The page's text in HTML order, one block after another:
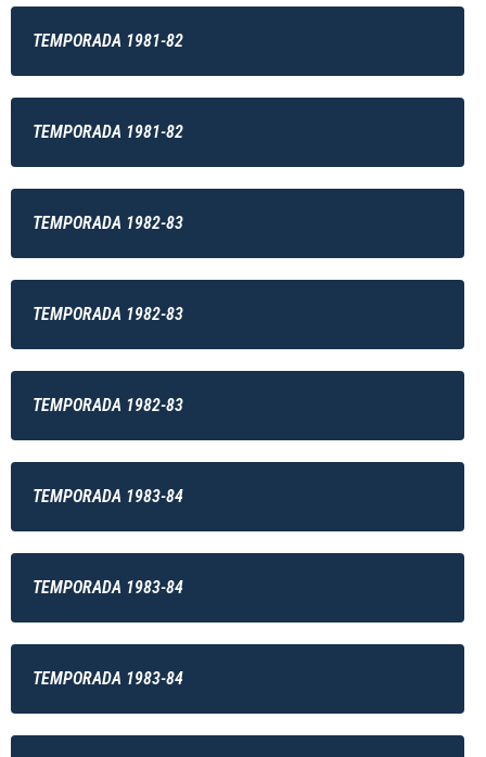
TEMPORADA 1981-82
TEMPORADA 1981-82
TEMPORADA 1982-83
TEMPORADA 1982-83
TEMPORADA 1982-83
TEMPORADA 1983-84
TEMPORADA 1983-84
TEMPORADA 1983-84